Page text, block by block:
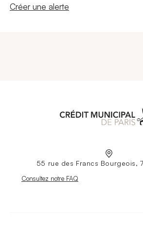
Nouvelle fenêtre
Créer une alerte
55 rue des Francs Bourgeois,
Nouvelle fenêtre
Consultez notre FAQ